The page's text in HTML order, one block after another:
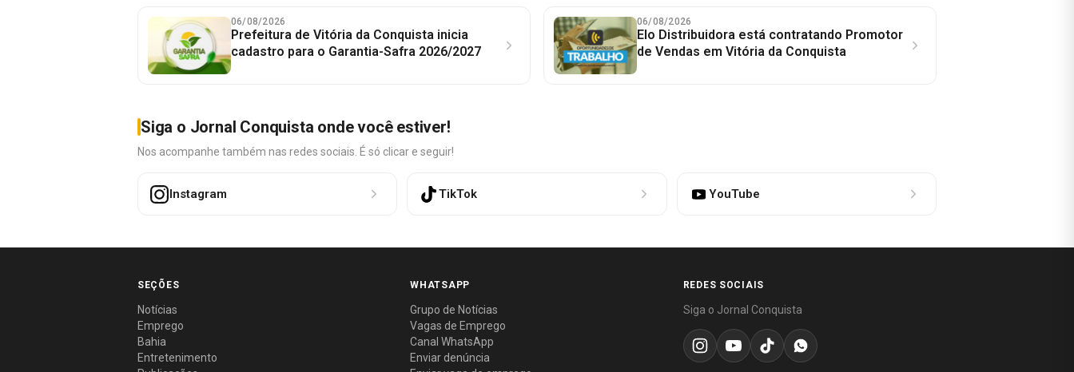
06/08/2026
Prefeitura de Vitória da Conquista inicia
cadastro para o Garantia-Safra 2026/2027
06/08/2026
Elo Distribuidora está contratando Promotor
de Vendas em Vitória da Conquista
Siga o Jornal Conquista onde você estiver!
Nos acompanhe também nas redes sociais. É só clicar e seguir!
Instagram TikTok YouTube
SEÇÕES
Notícias
Emprego
Bahia
Entretenimento
WHATSAPP
Grupo de Notícias
Vagas de Emprego
Canal WhatsApp
Enviar denúncia
REDES SOCIAIS
Siga o Jornal Conquista